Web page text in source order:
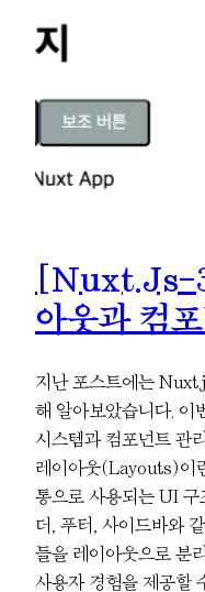
[Nuxt.js-
아웃과 컴
지난 포스트에는
해 알아보았습니다. 이
시스템과 컴포넌트 관
레이아웃(Layouts)이
통으로 사용되는 UI 구
더, 푸터, 사이드바와
들을 레이아웃으로 분
사용자 경험을 제공할